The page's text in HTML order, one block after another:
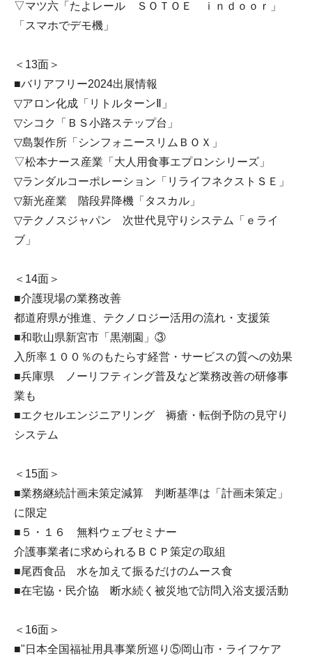
▽マツ六「たよレール ＳＯＴＯＥ ｉｎｄｏｏｒ」
「スマホでデモ機」
＜13面＞
■バリアフリー2024出展情報
▽アロン化成「リトルターンⅡ」
▽シコク「ＢＳ小路ステップ台」
▽島製作所「シンフォニースリムＢＯＸ」
▽松本ナース産業「大人用食事エプロンシリーズ」
▽ランダルコーポレーション「リライフネクストＳＥ」
▽新光産業 階段昇降機「タスカル」
▽テクノスジャパン 次世代見守りシステム「ｅライ
ブ」
＜14面＞
■介護現場の業務改善
都道府県が推進、テクノロジー活用の流れ・支援策
■和歌山県新宮市「黒潮園」③
入所率１００％のもたらす経営・サービスの質への効果
■兵庫県 ノーリフティング普及など業務改善の研修事
業も
■エクセルエンジニアリング 褥瘡・転倒予防の見守り
システム
＜15面＞
■業務継続計画未策定減算 判断基準は「計画未策定」
に限定
■５・１６ 無料ウェブセミナー
介護事業者に求められるＢＣＰ策定の取組
■尾西食品 水を加えて振るだけのムース食
■在宅協・民介協 断水続く被災地で訪問入浴支援活動
＜16面＞
■"日本全国福祉用具事業所巡り⑤岡山市・ライフケア